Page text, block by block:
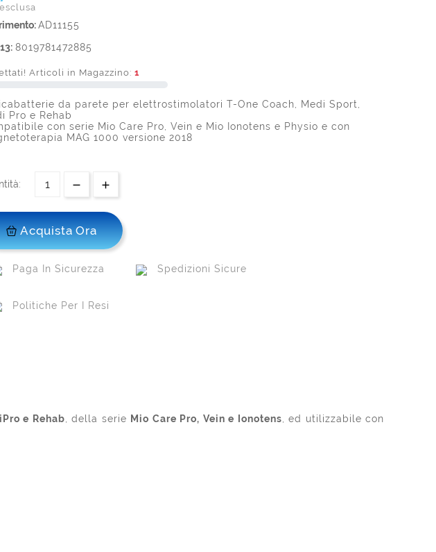
AD11155
8019781472885
Articoli in Magazzino: 1
da parete per elettrostimolatori T-One Coach, Medi Sport,
Pro e Rehab
con serie Mio Care Pro, Vein e Mio Ionotens e Physio e con
MAG 1000 versione 2018
Acquista Ora
Paga In Sicurezza Spedizioni Sicure
Politiche Per I Resi
e Rehab , della serie Mio Care Pro, Vein e Ionotens , ed utilizzabile con